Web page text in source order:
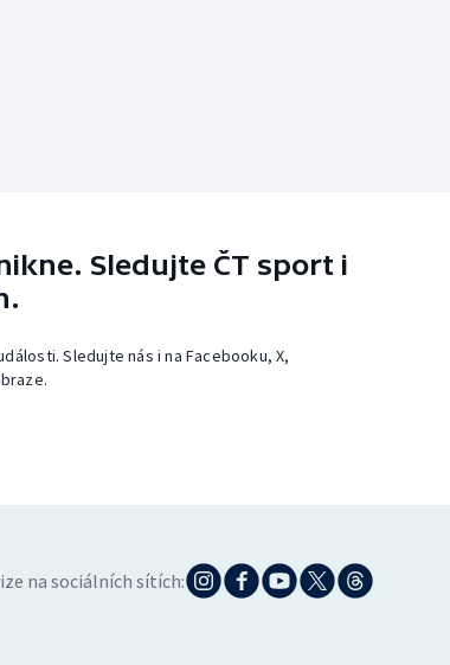
Sledujte ČT sport i
Sledujte nás i na Facebooku, X,
na sociálních sítích: